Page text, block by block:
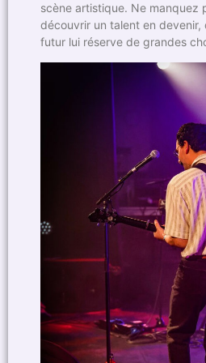
scène artistique. Ne manquez
découvrir un talent en devenir,
futur lui réserve de grandes